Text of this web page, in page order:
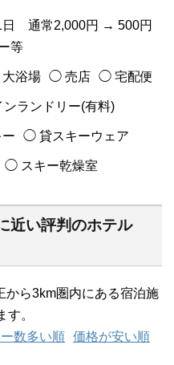
日 通常2,000円 → 500円
等
浴場 ◯ 売店 ◯ 宅配便
ランドリー(有料)
◯ 貸スキーウェア
◯ スキー乾燥室
い評判のホテル
ら3km圏内にある宿泊施
。
数多い順 価格が安い順